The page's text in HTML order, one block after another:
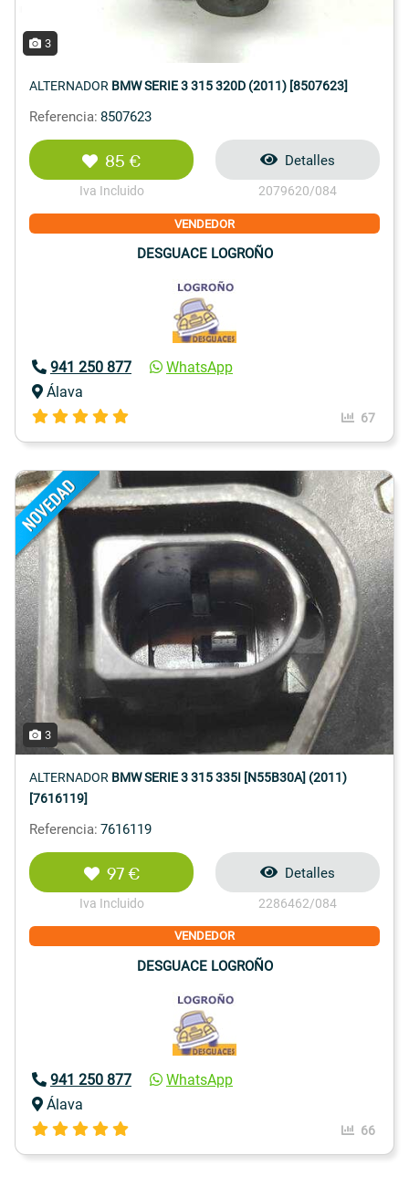
3
ALTERNADOR BMW SERIE 3 315 320D (2011) [8507623]
Referencia: 8507623
85 €
Iva Incluido
Detalles
2079620/084
VENDEDOR
DESGUACE LOGROÑO
941 250 877
WhatsApp
Álava
67
3
ALTERNADOR BMW SERIE 3 315 335I [N55B30A] (2011)
[7616119]
Referencia: 7616119
97 €
Iva Incluido
Detalles
2286462/084
VENDEDOR
DESGUACE LOGROÑO
941 250 877
WhatsApp
Álava
66